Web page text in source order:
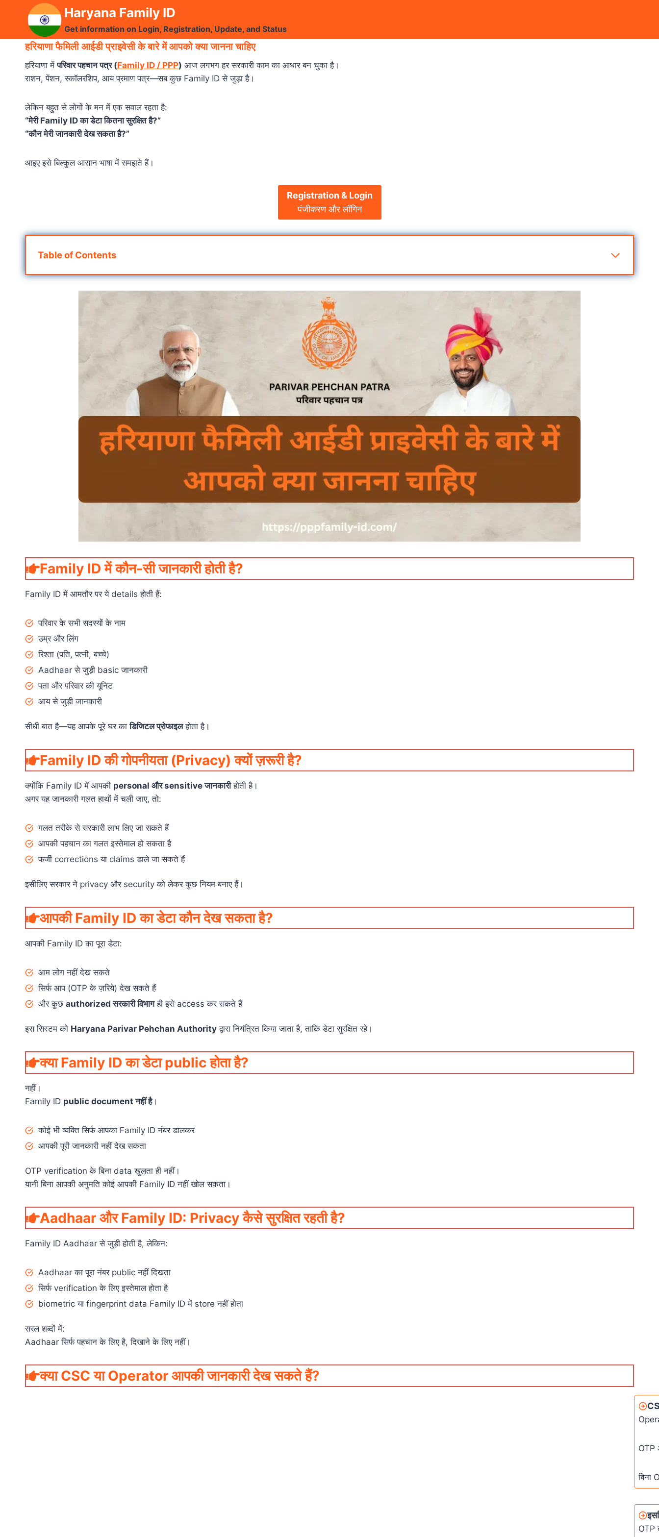
Haryana Family ID
Get information on Login, Registration, Update, and Status
हरियाणा फैमिली आईडी प्राइवेसी के बारे में आपको क्या जानना चाहिए
हरियाणा मेंपरिवार पहचान पत्र (Family ID / PPP) आज लगभग हर सरकारी काम का आधार बन चुका है।
राशन, पेंशन, स्कॉलरशिप, आय प्रमाण पत्र—सब कुछ Family ID से जुड़ा है।
लेकिन बहुत से लोगों के मन में एक सवाल रहता है:
“मेरी Family ID का डेटा कितना सुरक्षित है?”
“कौन मेरी जानकारी देख सकता है?”
आइए इसे बिल्कुल आसान भाषा में समझते हैं।
Registration & Login
पंजीकरण और लॉगिन
Table of Contents
Family ID में कौन-सी जानकारी होती है?
Family ID में आमतौर पर ये details होती हैं:
परिवार के सभी सदस्यों के नाम
उम्र और लिंग
रिश्ता (पति, पत्नी, बच्चे)
Aadhaar से जुड़ी basic जानकारी
पता और परिवार की यूनिट
आय से जुड़ी जानकारी
सीधी बात है—यह आपके पूरे घर काडिजिटल प्रोफाइलहोता है।
Family ID की गोपनीयता (Privacy) क्यों ज़रूरी है?
क्योंकि Family ID में आपकी personal और sensitive जानकारीहोती है।
अगर यह जानकारी गलत हाथों में चली जाए, तो:
गलत तरीके से सरकारी लाभ लिए जा सकते हैं
आपकी पहचान का गलत इस्तेमाल हो सकता है
फर्जी corrections या claims डाले जा सकते हैं
इसीलिए सरकार ने privacy और security को लेकर कुछ नियम बनाए हैं।
आपकी Family ID का डेटा कौन देख सकता है?
आपकी Family ID का पूरा डेटा:
आम लोग नहीं देख सकते
सिर्फ आप (OTP के ज़रिये) देख सकते हैं
और कुछ authorized सरकारी विभागही इसे access कर सकते हैं
इस सिस्टम को Haryana Parivar Pehchan Authority द्वारा नियंत्रित किया जाता है, ताकि डेटा सुरक्षित रहे।
क्या Family ID का डेटा public होता है?
नहीं।
Family ID public document नहीं है।
कोई भी व्यक्ति सिर्फ आपका Family ID नंबर डालकर
आपकी पूरी जानकारी नहीं देख सकता
OTP verification के बिना data खुलता ही नहीं।
यानी बिना आपकी अनुमति कोई आपकी Family ID नहीं खोल सकता।
Aadhaar और Family ID: Privacy कैसे सुरक्षित रहती है?
Family ID Aadhaar से जुड़ी होती है, लेकिन:
Aadhaar का पूरा नंबर public नहीं दिखता
सिर्फ verification के लिए इस्तेमाल होता है
biometric या fingerprint data Family ID में store नहीं होता
सरल शब्दों में:
Aadhaar सिर्फ पहचान के लिए है, दिखाने के लिए नहीं।
क्या CSC या Operator आपकी जानकारी देख सकते हैं?
OTP
बिना
OTP